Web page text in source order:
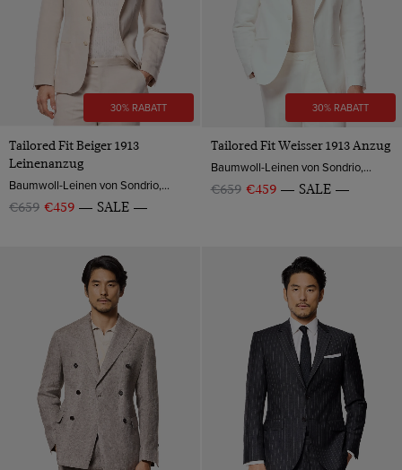
30% RABATT
Tailored Fit Beiger 1913
Leinenanzug
Baumwoll-Leinen von Sondrio, Italien
€659 €459 SALE
30% RABATT
Tailored Fit Weisser 1913 Anzug
Baumwoll-Leinen von Sondrio, Italien
€659 €459 SALE